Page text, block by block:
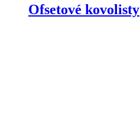
Ofsetové kovolisty